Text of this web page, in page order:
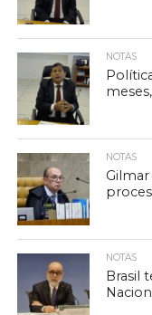
NOTAS
NOTAS
NOTAS
Brasil